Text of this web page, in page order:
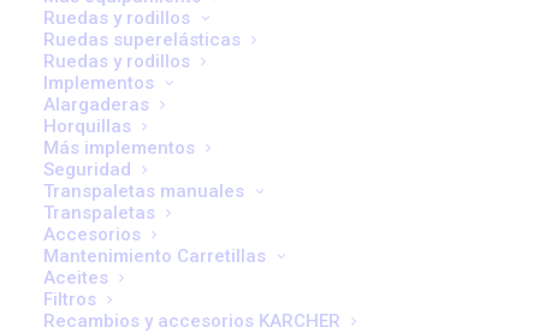
Ruedas y rodillos
Ruedas superelásticas
Ruedas y rodillos
Implementos
Alargaderas
Horquillas
Más implementos
Seguridad
Transpaletas manuales
Transpaletas
Accesorios
Mantenimiento Carretillas
Aceites
Filtros
Recambios y accesorios KARCHER
Cómo Asegurar una
Operación Sin
Interrupciones con el
Mantenimiento
Adecuado